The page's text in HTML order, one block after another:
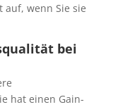
wenn Sie sie
bei
hat einen Gain-